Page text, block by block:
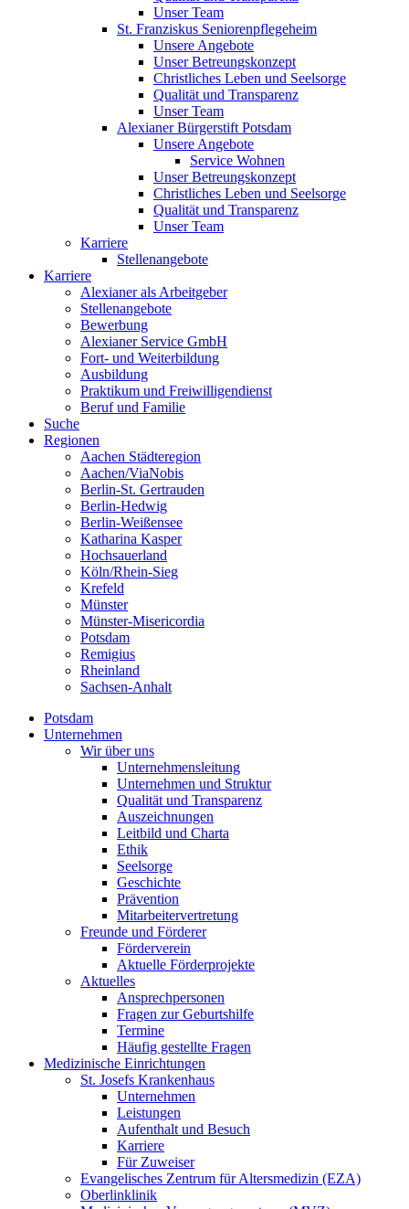
Unser Team
St. Franziskus Seniorenpflegeheim
Unsere Angebote
Unser Betreungskonzept
Christliches Leben und Seelsorge
Qualität und Transparenz
Unser Team
Alexianer Bürgerstift Potsdam
Unsere Angebote
Service Wohnen
Unser Betreungskonzept
Christliches Leben und Seelsorge
Qualität und Transparenz
Unser Team
Karriere
Stellenangebote
Karriere
Alexianer als Arbeitgeber
Stellenangebote
Bewerbung
Alexianer Service GmbH
Fort- und Weiterbildung
Ausbildung
Praktikum und Freiwilligendienst
Beruf und Familie
Suche
Regionen
Aachen Städteregion
Aachen/ViaNobis
Berlin-St. Gertrauden
Berlin-Hedwig
Berlin-Weißensee
Katharina Kasper
Hochsauerland
Köln/Rhein-Sieg
Krefeld
Münster
Münster-Misericordia
Potsdam
Remigius
Rheinland
Sachsen-Anhalt
Potsdam
Unternehmen
Wir über uns
Unternehmensleitung
Unternehmen und Struktur
Qualität und Transparenz
Auszeichnungen
Leitbild und Charta
Ethik
Seelsorge
Geschichte
Prävention
Mitarbeitervertretung
Freunde und Förderer
Förderverein
Aktuelle Förderprojekte
Aktuelles
Ansprechpersonen
Fragen zur Geburtshilfe
Termine
Häufig gestellte Fragen
Medizinische Einrichtungen
St. Josefs Krankenhaus
Unternehmen
Leistungen
Aufenthalt und Besuch
Karriere
Für Zuweiser
Evangelisches Zentrum für Altersmedizin (EZA)
Oberlinklinik